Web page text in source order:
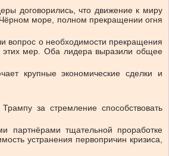
договорились, что движение к миру
Чёрном море, полном прекращении огня
вопрос о необходимости прекращения
этих мер. Оба лидера выразили общее
крупные экономические сделки и
за стремление способствовать
партнёрами тщательной проработке
устранения первопричин кризиса,